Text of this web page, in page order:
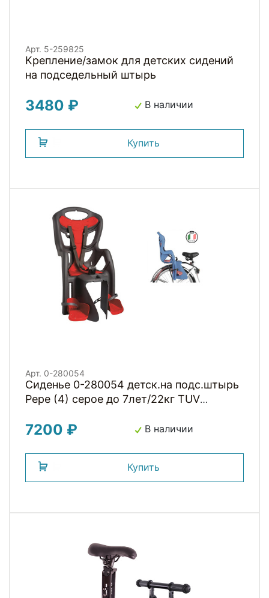
Арт. 5-259825
Крепление/замок для детских сидений
на подседельный штырь
3480 ₽ В наличии
Купить
Арт. 0-280054
Сиденье 0-280054 детск.на подс.штырь
Pepe (4) серое до 7лет/22кг TUV
7200 ₽ В наличии
Купить